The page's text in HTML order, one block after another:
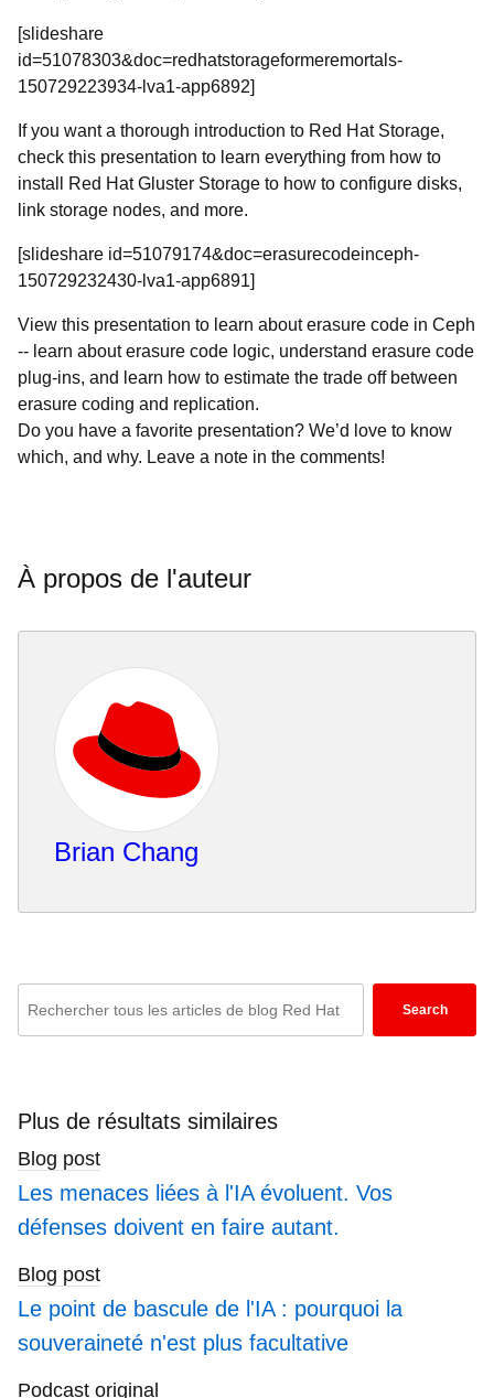
[slideshare
id=51078303&doc=redhatstorageformeremortals-
150729223934-lva1-app6892]
If you want a thorough introduction to Red Hat Storage,
check this presentation to learn everything from how to
install Red Hat Gluster Storage to how to configure disks,
link storage nodes, and more.
[slideshare id=51079174&doc=erasurecodeinceph-
150729232430-lva1-app6891]
View this presentation to learn about erasure code in Ceph
-- learn about erasure code logic, understand erasure code
plug-ins, and learn how to estimate the trade off between
erasure coding and replication.
Do you have a favorite presentation? We’d love to know
which, and why. Leave a note in the comments!
À propos de l'auteur
Brian Chang
search
blogs
Search
Plus de résultats similaires
Blog post
Les menaces liées à l'IA évoluent. Vos
défenses doivent en faire autant.
Blog post
Le point de bascule de l'IA : pourquoi la
souveraineté n'est plus facultative
Podcast original